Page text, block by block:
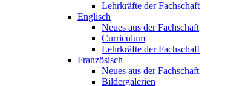
Lehrkräfte der Fachschaft
Englisch
Neues aus der Fachschaft
Curriculum
Lehrkräfte der Fachschaft
Französisch
Neues aus der Fachschaft
Bildergalerien